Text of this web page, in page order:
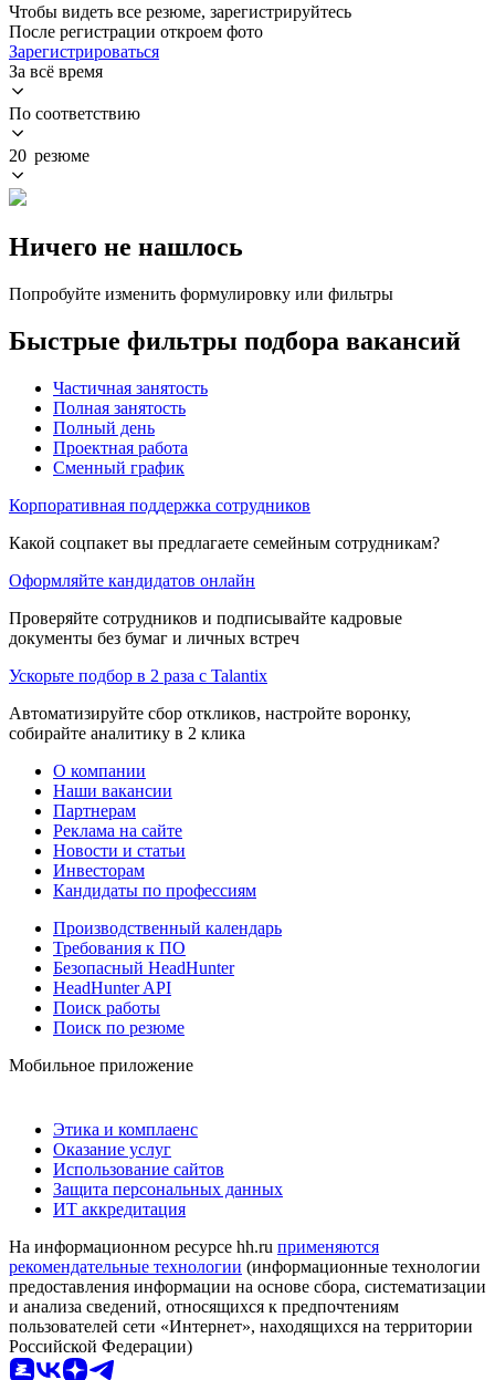
Чтобы видеть все резюме, зарегистрируйтесь
После регистрации откроем фото
Зарегистрироваться
За всё время
По соответствию
20 резюме
Ничего не нашлось
Попробуйте изменить формулировку или фильтры
Быстрые фильтры подбора вакансий
Частичная занятость
Полная занятость
Полный день
Проектная работа
Сменный график
Корпоративная поддержка сотрудников
Какой соцпакет вы предлагаете семейным сотрудникам?
Оформляйте кандидатов онлайн
Проверяйте сотрудников и подписывайте кадровые
документы без бумаг и личных встреч
Ускорьте подбор в 2 раза с Talantix
Автоматизируйте сбор откликов, настройте воронку,
собирайте аналитику в 2 клика
О компании
Наши вакансии
Партнерам
Реклама на сайте
Новости и статьи
Инвесторам
Кандидаты по профессиям
Производственный календарь
Требования к ПО
Безопасный HeadHunter
HeadHunter API
Поиск работы
Поиск по резюме
Мобильное приложение
Этика и комплаенс
Оказание услуг
Использование сайтов
Защита персональных данных
ИТ аккредитация
На информационном ресурсе hh.ru применяются
рекомендательные технологии (информационные технологии
предоставления информации на основе сбора, систематизации
и анализа сведений, относящихся к предпочтениям
пользователей сети «Интернет», находящихся на территории
Российской Федерации)